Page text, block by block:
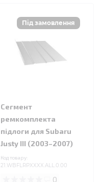
Сегмент
ремкомплекта
підлоги для Subaru
Justy III (2003–2007)
Код товару:
21.WBFLRPXXXX.ALL.0.00
0